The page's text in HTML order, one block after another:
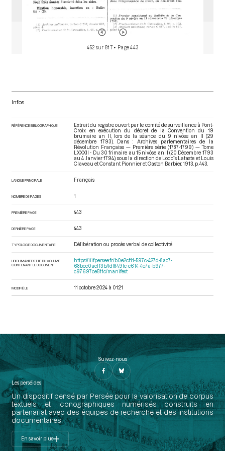
452 sur 817 • Page 443
Infos
RÉFÉRENCE BIBLIOGRAPHIQUE
Extrait du registre ouvert par le comité de surveillance à Pont-
Croix en exécution du décret de la Convention du 19
brumaire an II, lors de la séance du 9 nivôse an II (29
décembre 1793). Dans : Archives parlementaires de la
Révolution Française — Première série (1787-1799) — Tome
LXXXII - Du 30 frimaire au 15 nivôse an II (20 Décembre 1793
au 4 Janvier 1794), sous la direction de Lodoïs Lataste et Louis
Claveau et Constant Pionnier et Gaston Barbier. 1913. p. 443.
LANGUE PRINCIPALE Français
NOMBRE DE PAGES 1
PREMIÈRE PAGE 443
DERNIÈRE PAGE 443
TYPOLOGIE DOCUMENTAIRE Délibération ou procès verbal de collectivité
URI DU MANIFEST IIIF DU VOLUME
CONTENANT LE DOCUMENT
https://iiif.persee.fr/b0e2cf11-597c-427d-8ac7-
68bcc0acf13b/fdf849fc-c614-4e7a-b977-
c97697ce511c/manifest
MODIFIÉ LE 11 octobre 2024 à 01:21
Suivez-nous
Les perséides
Un dispositif pensé par Persée pour la valorisation de corpus
textuels et iconographiques numérisés construits en
partenariat avec des équipes de recherche et des institutions
documentaires.
En savoir plus